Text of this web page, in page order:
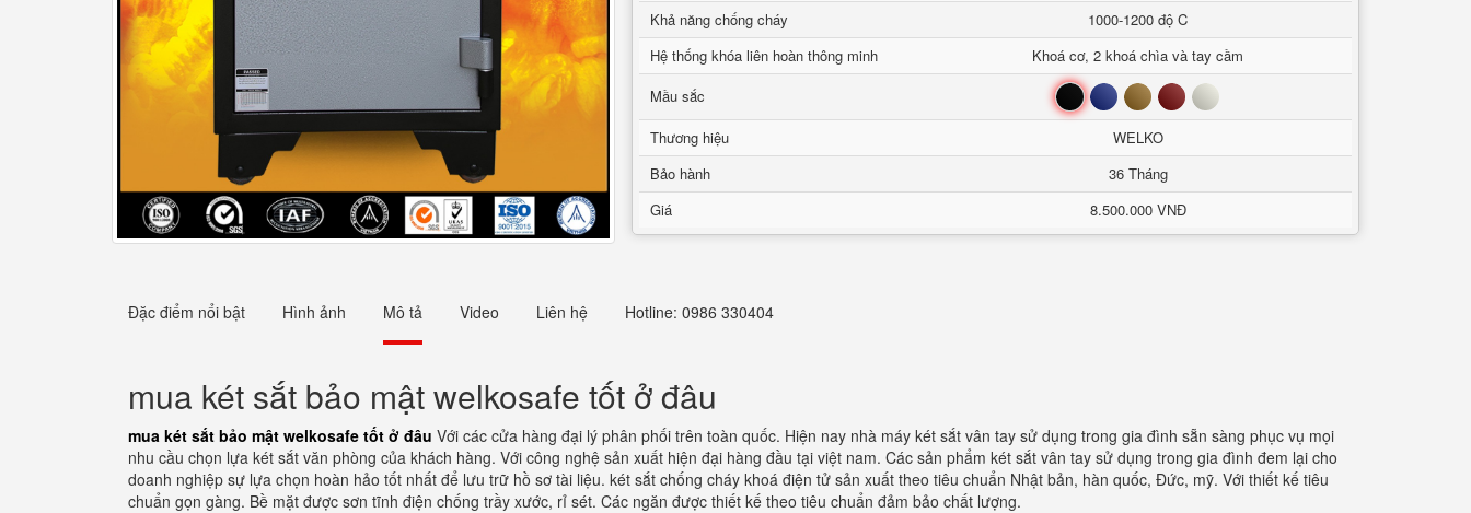
Khả năng chống cháy
1000-1200 độ C
Hệ thống khóa liên hoàn thông minh
Khoá cơ, 2 khoá chìa và tay cầm
Mầu sắc
Đen Xanh Nâu Đỏ Trắng
Thương hiệu
WELKO
Bảo hành
36 Tháng
Giá
8.500.000 VNĐ
Đặc điểm nổi bật Hình ảnh Mô tả Video Liên hệ Hotline: 0986 330404
mua két sắt bảo mật welkosafe tốt ở đâu
mua két sắt bảo mật welkosafe tốt ở đâu Với các cửa hàng đại lý phân phối trên toàn quốc. Hiện nay nhà máy két sắt vân tay sử dụng trong gia đình sẵn sàng phục vụ mọi
nhu cầu chọn lựa két sắt văn phòng của khách hàng. Với công nghệ sản xuất hiện đại hàng đầu tại việt nam. Các sản phẩm két sắt vân tay sử dụng trong gia đình đem lại cho
doanh nghiệp sự lựa chọn hoàn hảo tốt nhất để lưu trữ hồ sơ tài liệu. két sắt chống cháy khoá điện tử sản xuất theo tiêu chuẩn Nhật bản, hàn quốc, Đức, mỹ. Với thiết kế tiêu
chuẩn gọn gàng. Bề mặt được sơn tĩnh điện chống trầy xước, rỉ sét. Các ngăn được thiết kế theo tiêu chuẩn đảm bảo chất lượng.